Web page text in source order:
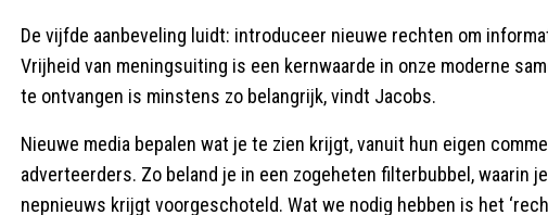
De vijfde aanbeveling luidt: introduceer nieuwe rechten om
Vrijheid van meningsuiting is een kernwaarde in onze moderne
te ontvangen is minstens zo belangrijk, vindt Jacobs.
Nieuwe media bepalen wat je te zien krijgt, vanuit hun eigen
adverteerders. Zo beland je in een zogeheten filterbubbel,
nepnieuws krijgt voorgeschoteld. Wat we nodig hebben is het